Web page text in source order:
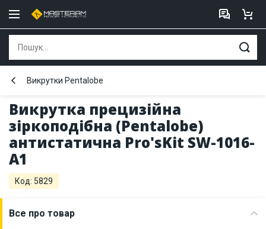
Викрутка прецизійна
зіркоподібна (Pentalobe)
антистатична Pro'sKit SW-1016-
A1
Викрутки Pentalobe
Код: 5829
Все про товар